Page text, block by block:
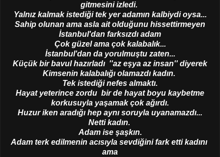
gitmesini izledi.
Yalnız kalmak istediği tek yer adamın kalbiydi oysa...
Sahip olunan ama asla ait olduğunu hissettirmeyen
İstanbul'dan farksızdı adam
Çok güzel ama çok kalabalık...
İstanbul'dan da yorulmuştu zaten...
Küçük bir bavul hazırladı ''az eşya az insan'' diyerek
Kimsenin kalabalığı olamazdı kadın.
Tek istediği nefes almaktı.
Hayat yeterince zordu bir de hayat boyu kaybetme
korkusuyla yaşamak çok ağırdı.
Huzur iken aradığı hep aynı soruyla uyanamazdı...
Netti kadın.
Adam ise şaşkın.
Adam terk edilmenin acısıyla sevdiğini fark etti kadını
ama